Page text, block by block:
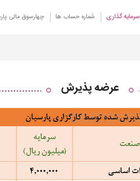
سرمایه گذاری شماره حساب ها چهارسوق مالی
عرضه پذیرش